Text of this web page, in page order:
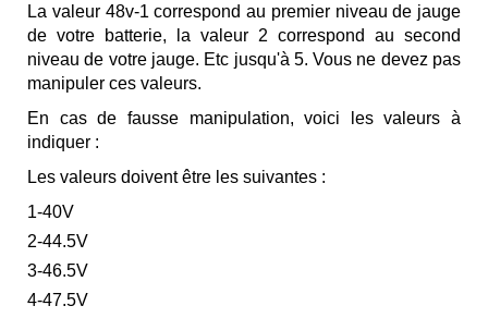
La valeur 48v-1 correspond au premier niveau de jauge
de votre batterie, la valeur 2 correspond au second
niveau de votre jauge. Etc jusqu'à 5. Vous ne devez pas
manipuler ces valeurs.
En cas de fausse manipulation, voici les valeurs à
indiquer :
Les valeurs doivent être les suivantes :
1-40V
2-44.5V
3-46.5V
4-47.5V